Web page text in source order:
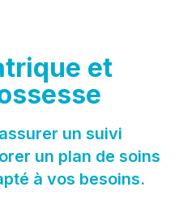
et
un suivi
un plan de soins
à vos besoins.